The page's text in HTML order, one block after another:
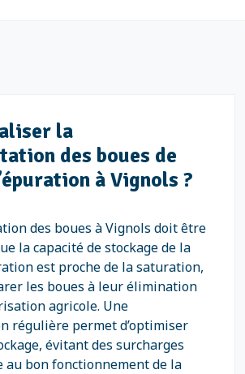
la
des boues de
à Vignols ?
des boues à Vignols doit être
la capacité de stockage de la
est proche de la saturation,
les boues à leur élimination
agricole. Une
régulière permet d’optimiser
évitant des surcharges
au bon fonctionnement de la